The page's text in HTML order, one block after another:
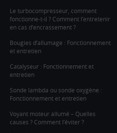
Le turbocompresseur, comment
fonctionne-t-il ? Comment l’entretenir
en cas d’encrassement ?
Bougies d’allumage : Fonctionnement
et entretien
Catalyseur : Fonctionnement et
entretien
Sonde lambda ou sonde oxygène :
Fonctionnement et entretien
Voyant moteur allumé – Quelles
causes ? Comment l’éviter ?